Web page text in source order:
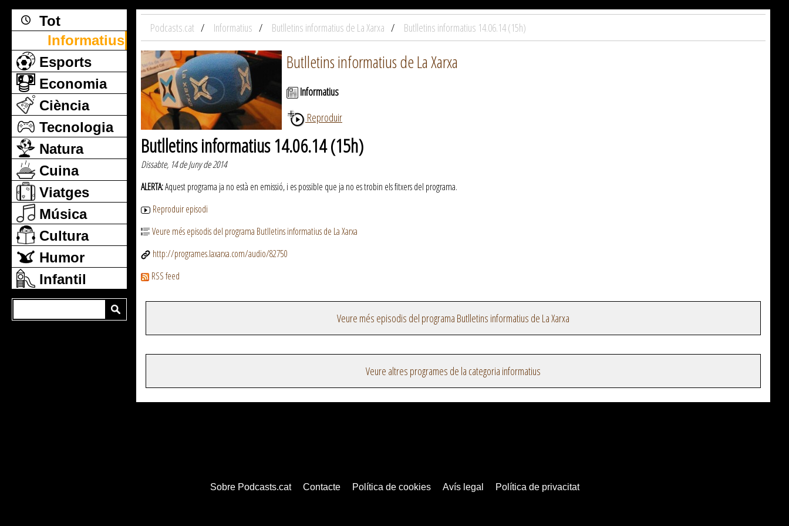
Tot
Informatius
Esports
Economia
Ciència
Tecnologia
Natura
Cuina
Viatges
Música
Cultura
Humor
Infantil
Podcasts.cat Informatius Butlletins informatius de La Xarxa Butlletins informatius 14.06.14 (15h)
Butlletins informatius de La Xarxa
Informatius
Reproduir
Butlletins informatius 14.06.14 (15h)
Dissabte, 14 de Juny de 2014
ALERTA:Aquest programa ja no està en emissió, i es possible que ja no es trobin els fitxers del programa.
Reproduir episodi
Veure més episodis del programa Butlletins informatius de La Xarxa
http://programes.laxarxa.com/audio/82750
RSS feed
Veure més episodis del programa Butlletins informatius de La Xarxa
Veure altres programes de la categoria informatius
Sobre Podcasts.cat Contacte Política de cookies Avís legal Política de privacitat